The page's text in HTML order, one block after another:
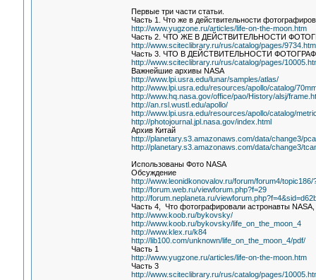
Первые три части статьи.
Часть 1. Что же в действительности
http://www.yugzone.ru/articles/life-on-the-moon.htm
Часть 2. ЧТО ЖЕ В ДЕЙСТВИТЕЛЬНОСТИ
http://www.sciteclibrary.ru/rus/catalog/pages/
Часть 3. ЧТО В ДЕЙСТВИТЕЛЬНОСТИ
http://www.sciteclibrary.ru/rus/catalog/pages/
Важнейшие архивы NASA
http://www.lpi.usra.edu/lunar/samples/atlas/
http://www.lpi.usra.edu/resources/apollo/catalog/
http://www.hq.nasa.gov/office/pao/History/alsj/
http://an.rsl.wustl.edu/apollo/
http://www.lpi.usra.edu/resources/apollo/catalog/
http://photojournal.jpl.nasa.gov/index.html
Архив Китай
http://planetary.s3.amazonaws.com/data/change3/
http://planetary.s3.amazonaws.com/data/change3/
Использованы Фото NASA
Обсуждение
http://www.leonidkonovalov.ru/forum/forum4/topic186/
http://forum.web.ru/viewforum.php?f=29
http://forum.neplaneta.ru/
Часть 4, Что фотографировали астронавты
http://www.koob.ru/bykovsky/
http://www.koob.ru/bykovsky/life_on_the_moon_4
http://www.klex.ru/k84
http://lib100.com/unknown/life_on_the_moon_4/pdf/
Часть 1
http://www.yugzone.ru/articles/life-on-the-moon.htm
Часть 3
http://www.sciteclibrary.ru/rus/catalog/pages/